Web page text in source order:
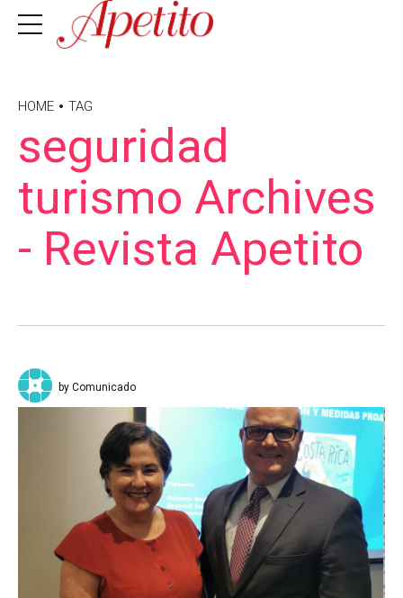
HOME TAG
seguridad
turismo Archives
- Revista Apetito
by Comunicado